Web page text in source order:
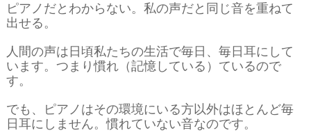
ピアノだとわからない。私の声だと同じ音を重ねて
出せる。
人間の声は日頃私たちの生活で毎日、毎日耳にして
います。つまり慣れ（記憶している）ているので
す。
でも、ピアノはその環境にいる方以外はほとんど毎
日耳にしません。慣れていない音なのです。